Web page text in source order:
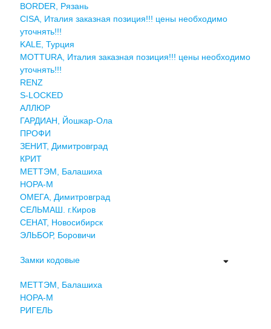
BORDER, Рязань
CISA, Италия заказная позиция!!! цены необходимо
уточнять!!!
KALE, Турция
MOTTURA, Италия заказная позиция!!! цены необходимо
уточнять!!!
RENZ
S-LOCKED
АЛЛЮР
ГАРДИАН, Йошкар-Ола
ПРОФИ
ЗЕНИТ, Димитровград
КРИТ
МЕТТЭМ, Балашиха
НОРА-М
ОМЕГА, Димитровград
СЕЛЬМАШ. г.Киров
СЕНАТ, Новосибирск
ЭЛЬБОР, Боровичи
Замки кодовые
МЕТТЭМ, Балашиха
НОРА-М
РИГЕЛЬ